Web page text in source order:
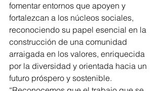
fomentar entornos que apoyen y
fortalezcan a los núcleos sociales,
reconociendo su papel esencial en la
construcción de una comunidad
arraigada en los valores, enriquecida
por la diversidad y orientada hacia un
futuro próspero y sostenible.